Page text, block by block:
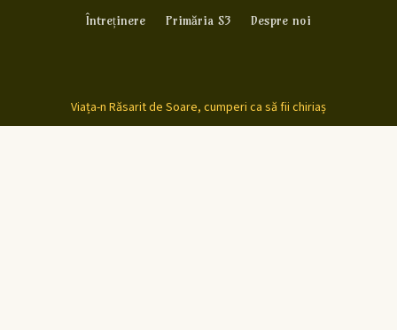
Întreținere
Primăria S3 Despre noi
Viața-n Răsarit de Soare, cumperi ca să fii chiriaș